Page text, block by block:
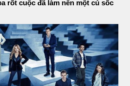
rốt cuộc đã làm nên một cú sốc